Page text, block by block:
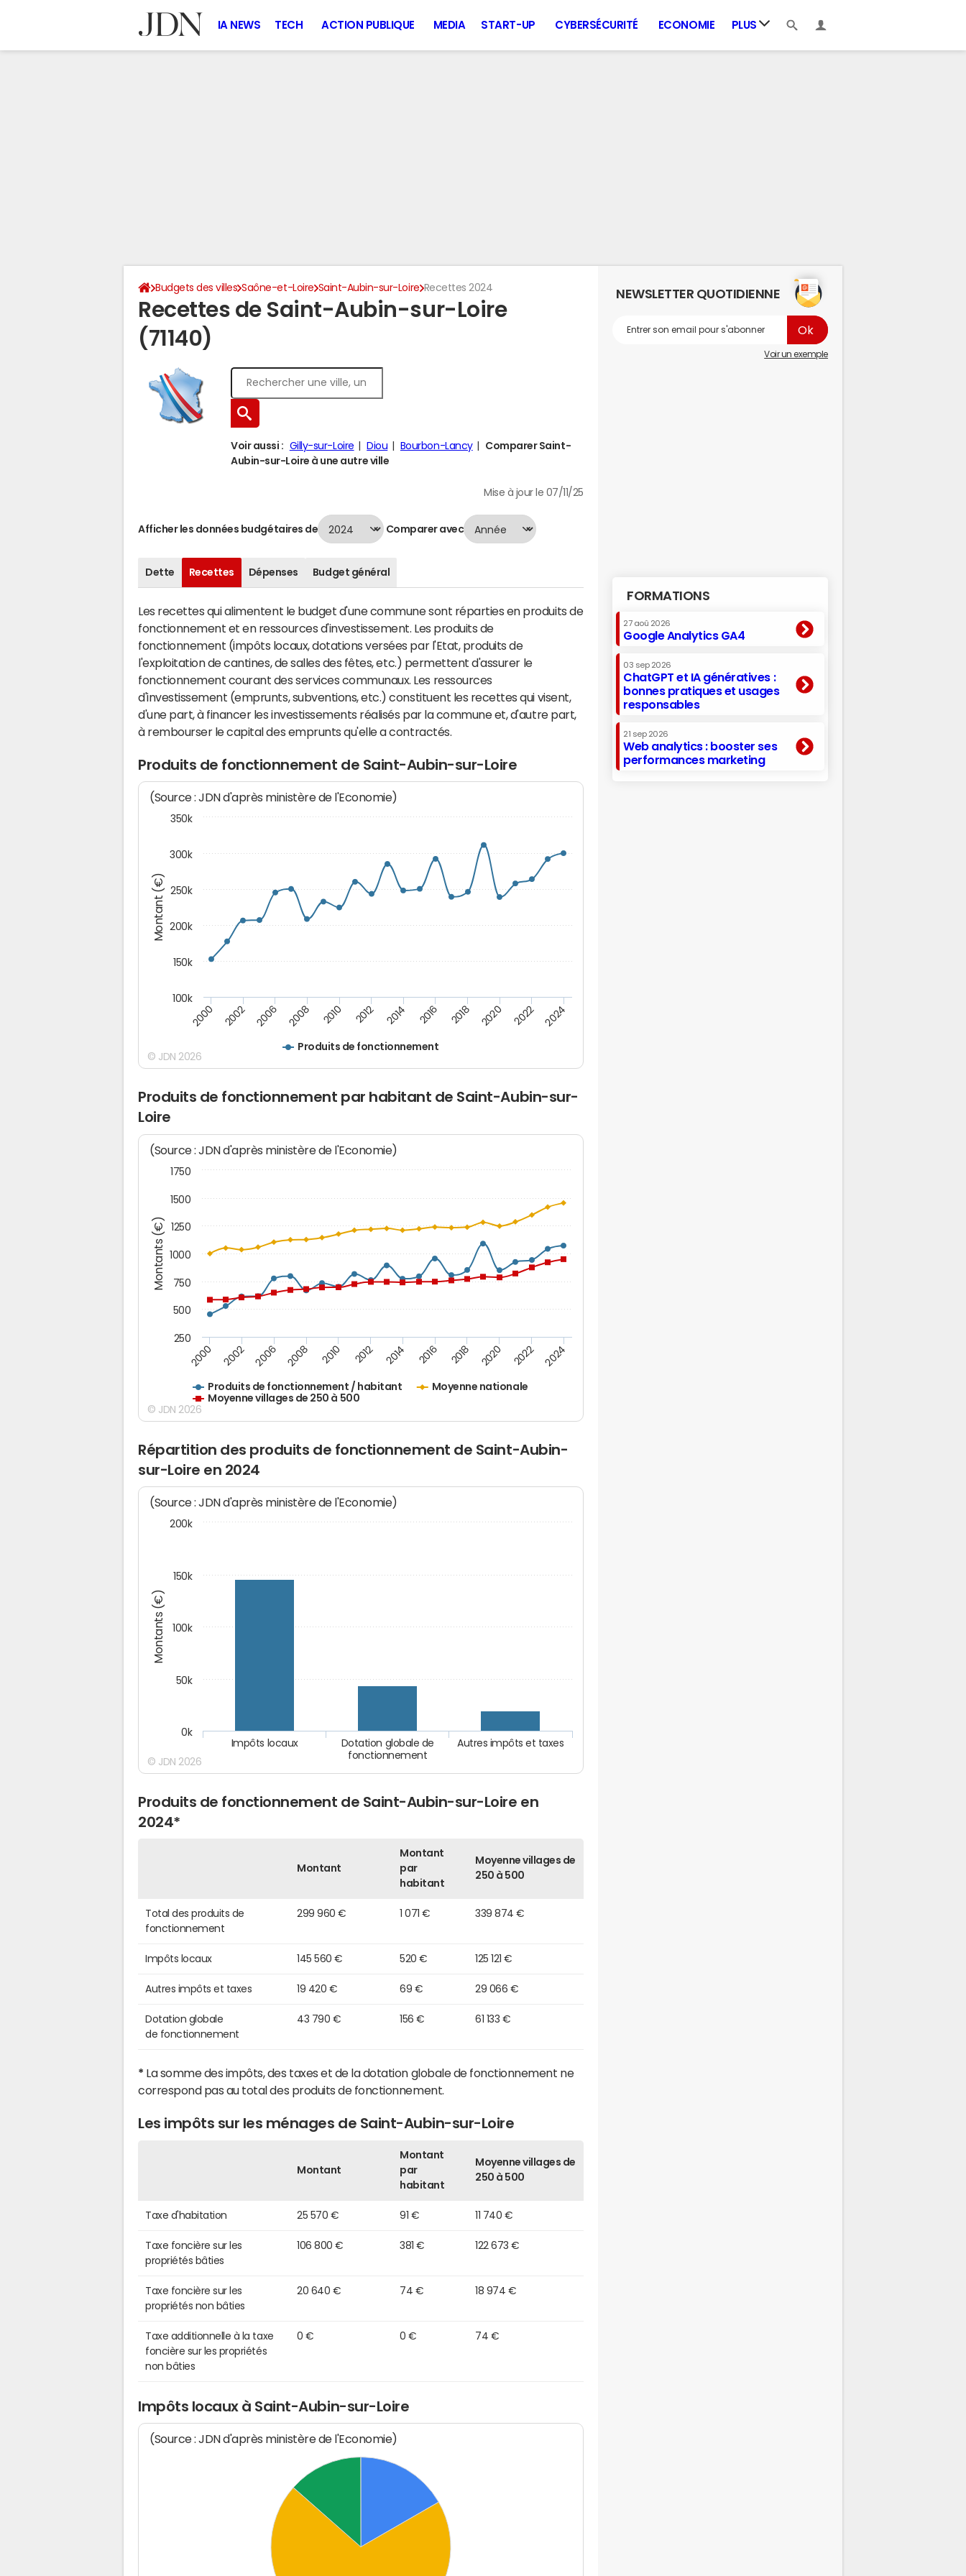
IA NEWS TECH ACTION PUBLIQUE MEDIA START-UP CYBERSÉCURITÉ ECONOMIE PLUS
Budgets des villes Saône-et-Loire Saint-Aubin-sur-Loire Recettes 2024
Recettes de Saint-Aubin-sur-Loire
(71140)
Voir aussi : Gilly-sur-Loire Diou Bourbon-Lancy
Comparer Saint-
Aubin-sur-Loire à une autre ville
Mise à jour le 07/11/25
Afficher les données budgétaires de Comparer avec
Dette Recettes Dépenses Budget général
Les recettes qui alimentent le budget d'une commune sont réparties en produits de
fonctionnement et en ressources d'investissement. Les produits de
fonctionnement (impôts locaux, dotations versées par l'Etat, produits de
l'exploitation de cantines, de salles des fêtes, etc.) permettent d'assurer le
fonctionnement courant des services communaux. Les ressources
d'investissement (emprunts, subventions, etc.) constituent les recettes qui visent,
d'une part, à financer les investissements réalisés par la commune et, d'autre part,
à rembourser le capital des emprunts qu'elle a contractés.
Produits de fonctionnement de Saint-Aubin-sur-Loire
Montant (€)
(Source : JDN d'après ministère de l'Economie)
Produits de fonctionnement
2000 2002 2006 2008 2010 2012 2014 2016 2018 2020 2022 2024
100k
150k
200k
250k
300k
350k
© JDN 2026
Produits de fonctionnement par habitant de Saint-Aubin-sur-
Loire
Montants (€)
(Source : JDN d'après ministère de l'Economie)
Produits de fonctionnement / habitant
Moyenne nationale
Moyenne villages de 250 à 500
2000 2002 2006 2008 2010 2012 2014 2016 2018 2020 2022 2024
250
500
750
1000
1250
1500
1750
© JDN 2026
Répartition des produits de fonctionnement de Saint-Aubin-
sur-Loire en 2024
Montants (€)
(Source : JDN d'après ministère de l'Economie)
Autres impôts et taxes
Dotation globale de
fonctionnement
Impôts locaux
0k
50k
100k
150k
200k
© JDN 2026
Produits de fonctionnement de Saint-Aubin-sur-Loire en
2024*
Montant
Montant
par
habitant
Moyenne villages de
250 à 500
Total des produits de
fonctionnement
299 960 € 1 071 € 339 874 €
Impôts locaux 145 560 € 520 € 125 121 €
Autres impôts et taxes 19 420 € 69 € 29 066 €
Dotation globale
de fonctionnement
43 790 € 156 € 61 133 €
* La somme des impôts, des taxes et de la dotation globale de fonctionnement ne
correspond pas au total des produits de fonctionnement.
Les impôts sur les ménages de Saint-Aubin-sur-Loire
Montant
Montant
par
habitant
Moyenne villages de
250 à 500
Taxe d'habitation 25 570 € 91 € 11 740 €
Taxe foncière sur les
propriétés bâties
106 800 € 381 € 122 673 €
Taxe foncière sur les
propriétés non bâties
20 640 € 74 € 18 974 €
Taxe additionnelle à la taxe
foncière sur les propriétés
non bâties
0 € 0 € 74 €
Impôts locaux à Saint-Aubin-sur-Loire
(Source : JDN d'après ministère de l'Economie)
NEWSLETTER QUOTIDIENNE
Voir un exemple
FORMATIONS
27 aoû 2026
Google Analytics GA4
03 sep 2026
ChatGPT et IA génératives :
bonnes pratiques et usages
responsables
21 sep 2026
Web analytics : booster ses
performances marketing